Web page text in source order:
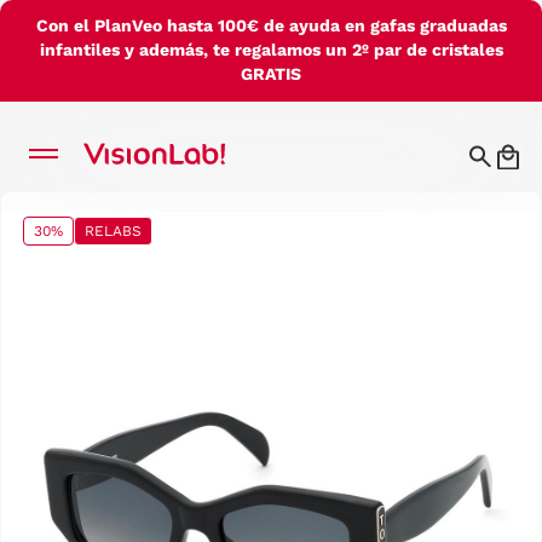
Con el PlanVeo hasta 100€ de ayuda en gafas graduadas
infantiles y además, te regalamos un 2º par de cristales
GRATIS
30% RELABS